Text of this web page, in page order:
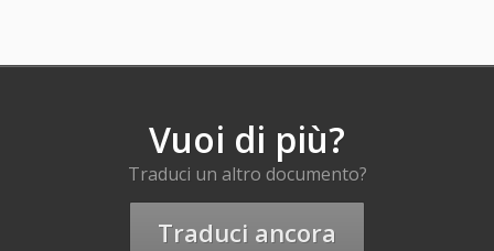
Vuoi di più?
Traduci un altro documento?
Traduci ancora